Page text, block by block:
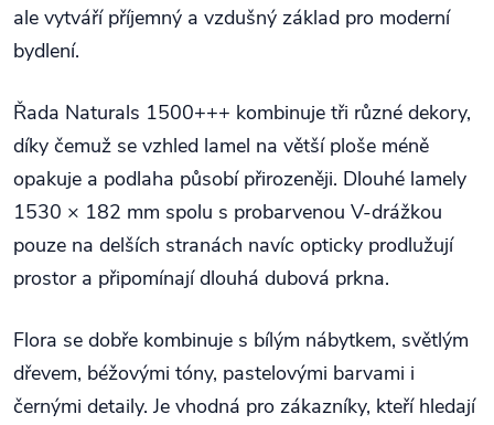
ale vytváří příjemný a vzdušný základ pro moderní
bydlení.
Řada Naturals 1500+++ kombinuje tři různé dekory,
díky čemuž se vzhled lamel na větší ploše méně
opakuje a podlaha působí přirozeněji. Dlouhé lamely
1530 × 182 mm spolu s probarvenou V-drážkou
pouze na delších stranách navíc opticky prodlužují
prostor a připomínají dlouhá dubová prkna.
Flora se dobře kombinuje s bílým nábytkem, světlým
dřevem, béžovými tóny, pastelovými barvami i
černými detaily. Je vhodná pro zákazníky, kteří hledají